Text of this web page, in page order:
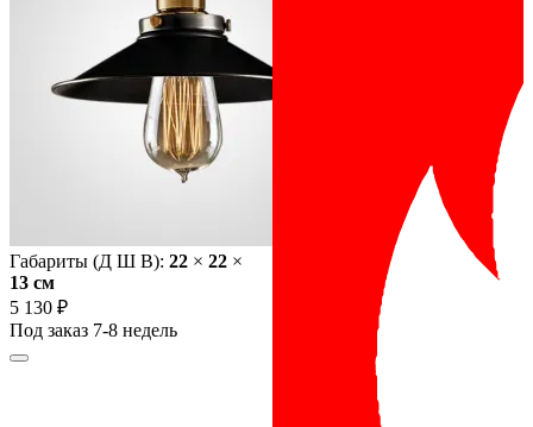
Габариты (Д Ш В): 22 × 22 ×
13 cм
5 130 ₽
Под заказ 7-8 недель